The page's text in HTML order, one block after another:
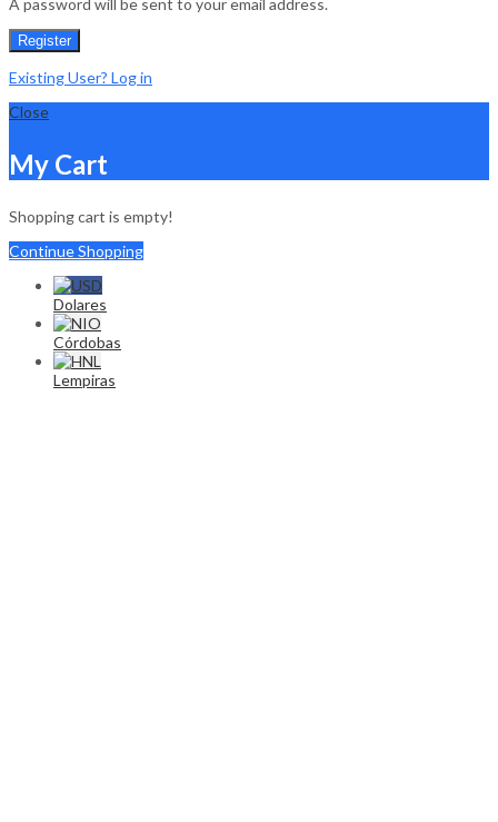
Register
Existing User? Log in
Close
My Cart
Shopping cart is empty!
Continue Shopping
Dolares
Córdobas
Lempiras